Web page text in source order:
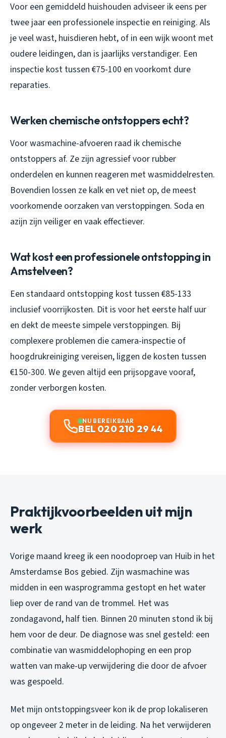
Voor een gemiddeld huishouden adviseer ik eens per
twee jaar een professionele inspectie en reiniging. Als
je veel wast, huisdieren hebt, of in een wijk woont met
oudere leidingen, dan is jaarlijks verstandiger. Een
inspectie kost tussen €75-100 en voorkomt dure
reparaties.
Werken chemische ontstoppers echt?
Voor wasmachine-afvoeren raad ik chemische
ontstoppers af. Ze zijn agressief voor rubber
onderdelen en kunnen reageren met wasmiddelresten.
Bovendien lossen ze kalk en vet niet op, de meest
voorkomende oorzaken van verstoppingen. Soda en
azijn zijn veiliger en vaak effectiever.
Wat kost een professionele ontstopping in
Amstelveen?
Een standaard ontstopping kost tussen €85-133
inclusief voorrijkosten. Dit is voor het eerste half uur
en dekt de meeste simpele verstoppingen. Bij
complexere problemen die camera-inspectie of
hoogdrukreiniging vereisen, liggen de kosten tussen
€150-300. We geven altijd een prijsopgave vooraf,
zonder verborgen kosten.
NU BEREIKBAAR
BEL 020 210 29 44
Praktijkvoorbeelden uit mijn
werk
Vorige maand kreeg ik een noodoproep van Huib in het
Amsterdamse Bos gebied. Zijn wasmachine was
midden in een wasprogramma gestopt en het water
liep over de rand van de trommel. Het was
zondagavond, half tien. Binnen 20 minuten stond ik bij
hem voor de deur. De diagnose was snel gesteld: een
combinatie van wasmiddelophoping en een prop
watten van make-up verwijdering die door de afvoer
was gespoeld.
Met mijn ontstoppingsveer kon ik de prop lokaliseren
op ongeveer 2 meter in de leiding. Na het verwijderen